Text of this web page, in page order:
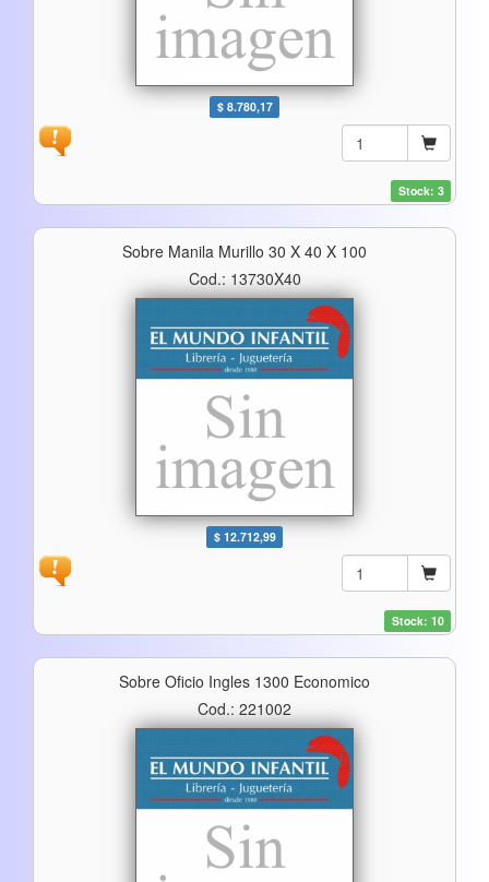
$ 8.780,17
Stock: 3
Sobre Manila Murillo 30 X 40 X 100
Cod.: 13730X40
$ 12.712,99
Stock: 10
Sobre Oficio Ingles 1300 Economico
Cod.: 221002